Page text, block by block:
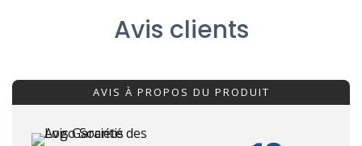
Avis clients
AVIS À PROPOS DU PRODUIT